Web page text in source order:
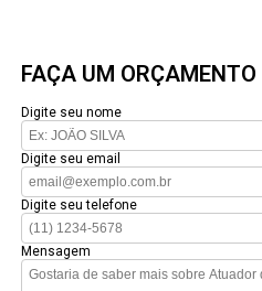
FAÇA UM ORÇAMENTO
Digite seu nome
Digite seu email
Digite seu telefone
Mensagem